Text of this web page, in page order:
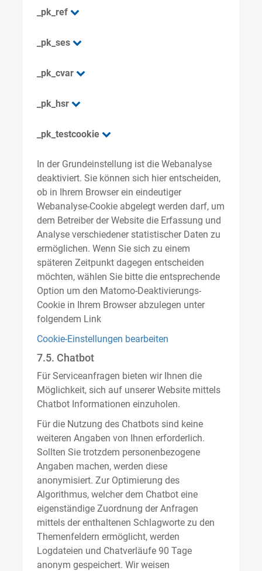
_pk_ref
_pk_ses
_pk_cvar
_pk_hsr
_pk_testcookie
In der Grundeinstellung ist die Webanalyse
deaktiviert. Sie können sich hier entscheiden,
ob in Ihrem Browser ein eindeutiger
Webanalyse-Cookie abgelegt werden darf, um
dem Betreiber der Website die Erfassung und
Analyse verschiedener statistischer Daten zu
ermöglichen. Wenn Sie sich zu einem
späteren Zeitpunkt dagegen entscheiden
möchten, wählen Sie bitte die entsprechende
Option um den Matomo-Deaktivierungs-
Cookie in Ihrem Browser abzulegen unter
folgendem Link
Cookie-Einstellungen bearbeiten
7.5. Chatbot
Für Serviceanfragen bieten wir Ihnen die
Möglichkeit, sich auf unserer Website mittels
Chatbot Informationen einzuholen.
Für die Nutzung des Chatbots sind keine
weiteren Angaben von Ihnen erforderlich.
Sollten Sie trotzdem personenbezogene
Angaben machen, werden diese
anonymisiert. Zur Optimierung des
Algorithmus, welcher dem Chatbot eine
eigenständige Zuordnung der Anfragen
mittels der enthaltenen Schlagworte zu den
Themenfeldern ermöglicht, werden
Logdateien und Chatverläufe 90 Tage
anonym gespeichert. Wir weisen